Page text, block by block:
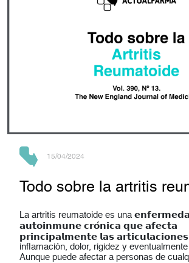
15/04/2024
Todo sobre la artritis
La artritis reumatoide es una
𝗮𝘂𝘁𝗼𝗶𝗻𝗺𝘂𝗻𝗲 𝗰𝗿𝗼́𝗻𝗶𝗰𝗮 𝗾𝘂𝗲 𝗮𝗳𝗲𝗰𝘁𝗮
𝗽𝗿𝗶𝗻𝗰𝗶𝗽𝗮𝗹𝗺𝗲𝗻𝘁𝗲 𝗹𝗮𝘀
inflamación, dolor, rigidez y
Aunque puede afectar a personas de